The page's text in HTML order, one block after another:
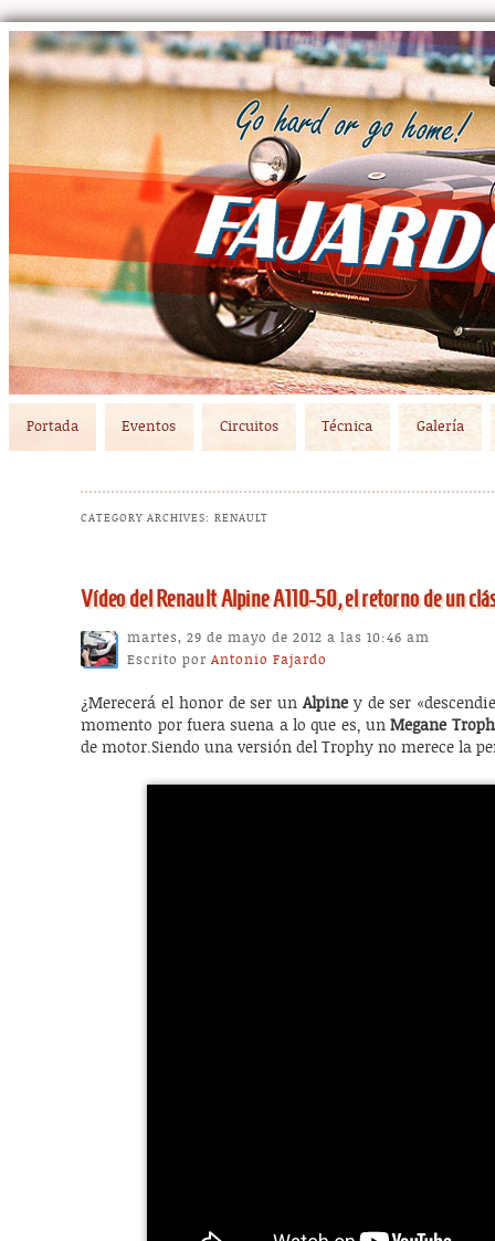
Skip to primary content
Skip to secondary content
Portada Eventos Circuitos Técnica Galería
CATEGORY ARCHIVES:RENAULT
Vídeo del Renault Alpine A110-50, el retorno de un
martes, 29 de mayo de 2012 a las 10:46 am
Escrito porAntonio Fajardo
¿Merecerá el honor de ser un Alpiney de ser
momento por fuera suena a lo que es, unMegane
de motor.Siendo una versión del Trophy no merece la